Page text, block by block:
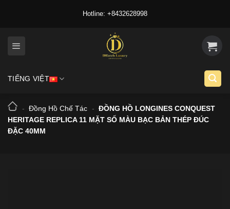
Hotline: +8432628998
TIẾNG VIỆT
- Đồng Hồ Chế Tác - ĐỒNG HỒ LONGINES CONQUEST
HERITAGE REPLICA 11 MẶT SỐ MÀU BẠC BẢN THÉP ĐÚC
ĐẶC 40MM